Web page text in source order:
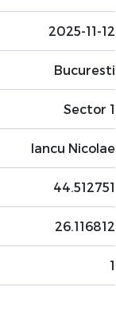
2025-11-12
Bucuresti
Sector 1
Iancu Nicolae
44.512751
26.116812
1